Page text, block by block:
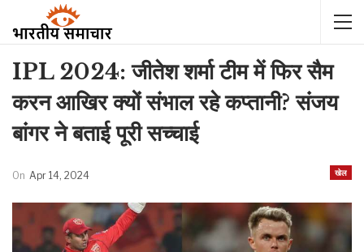
IPL 2024: जीतेश शर्मा टीम में फिर सैम
करन आखिर क्यों संभाल रहे कप्तानी? संजय
बांगर ने बताई पूरी सच्चाई
खेल
On Apr 14, 2024